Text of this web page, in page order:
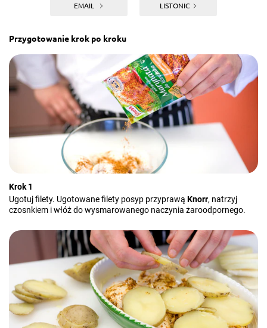
EMAIL LISTONIC
Przygotowanie krok po kroku
Krok 1
Ugotuj filety. Ugotowane filety posyp przyprawą Knorr, natrzyj
czosnkiem i włóż do wysmarowanego naczynia żaroodpornego.